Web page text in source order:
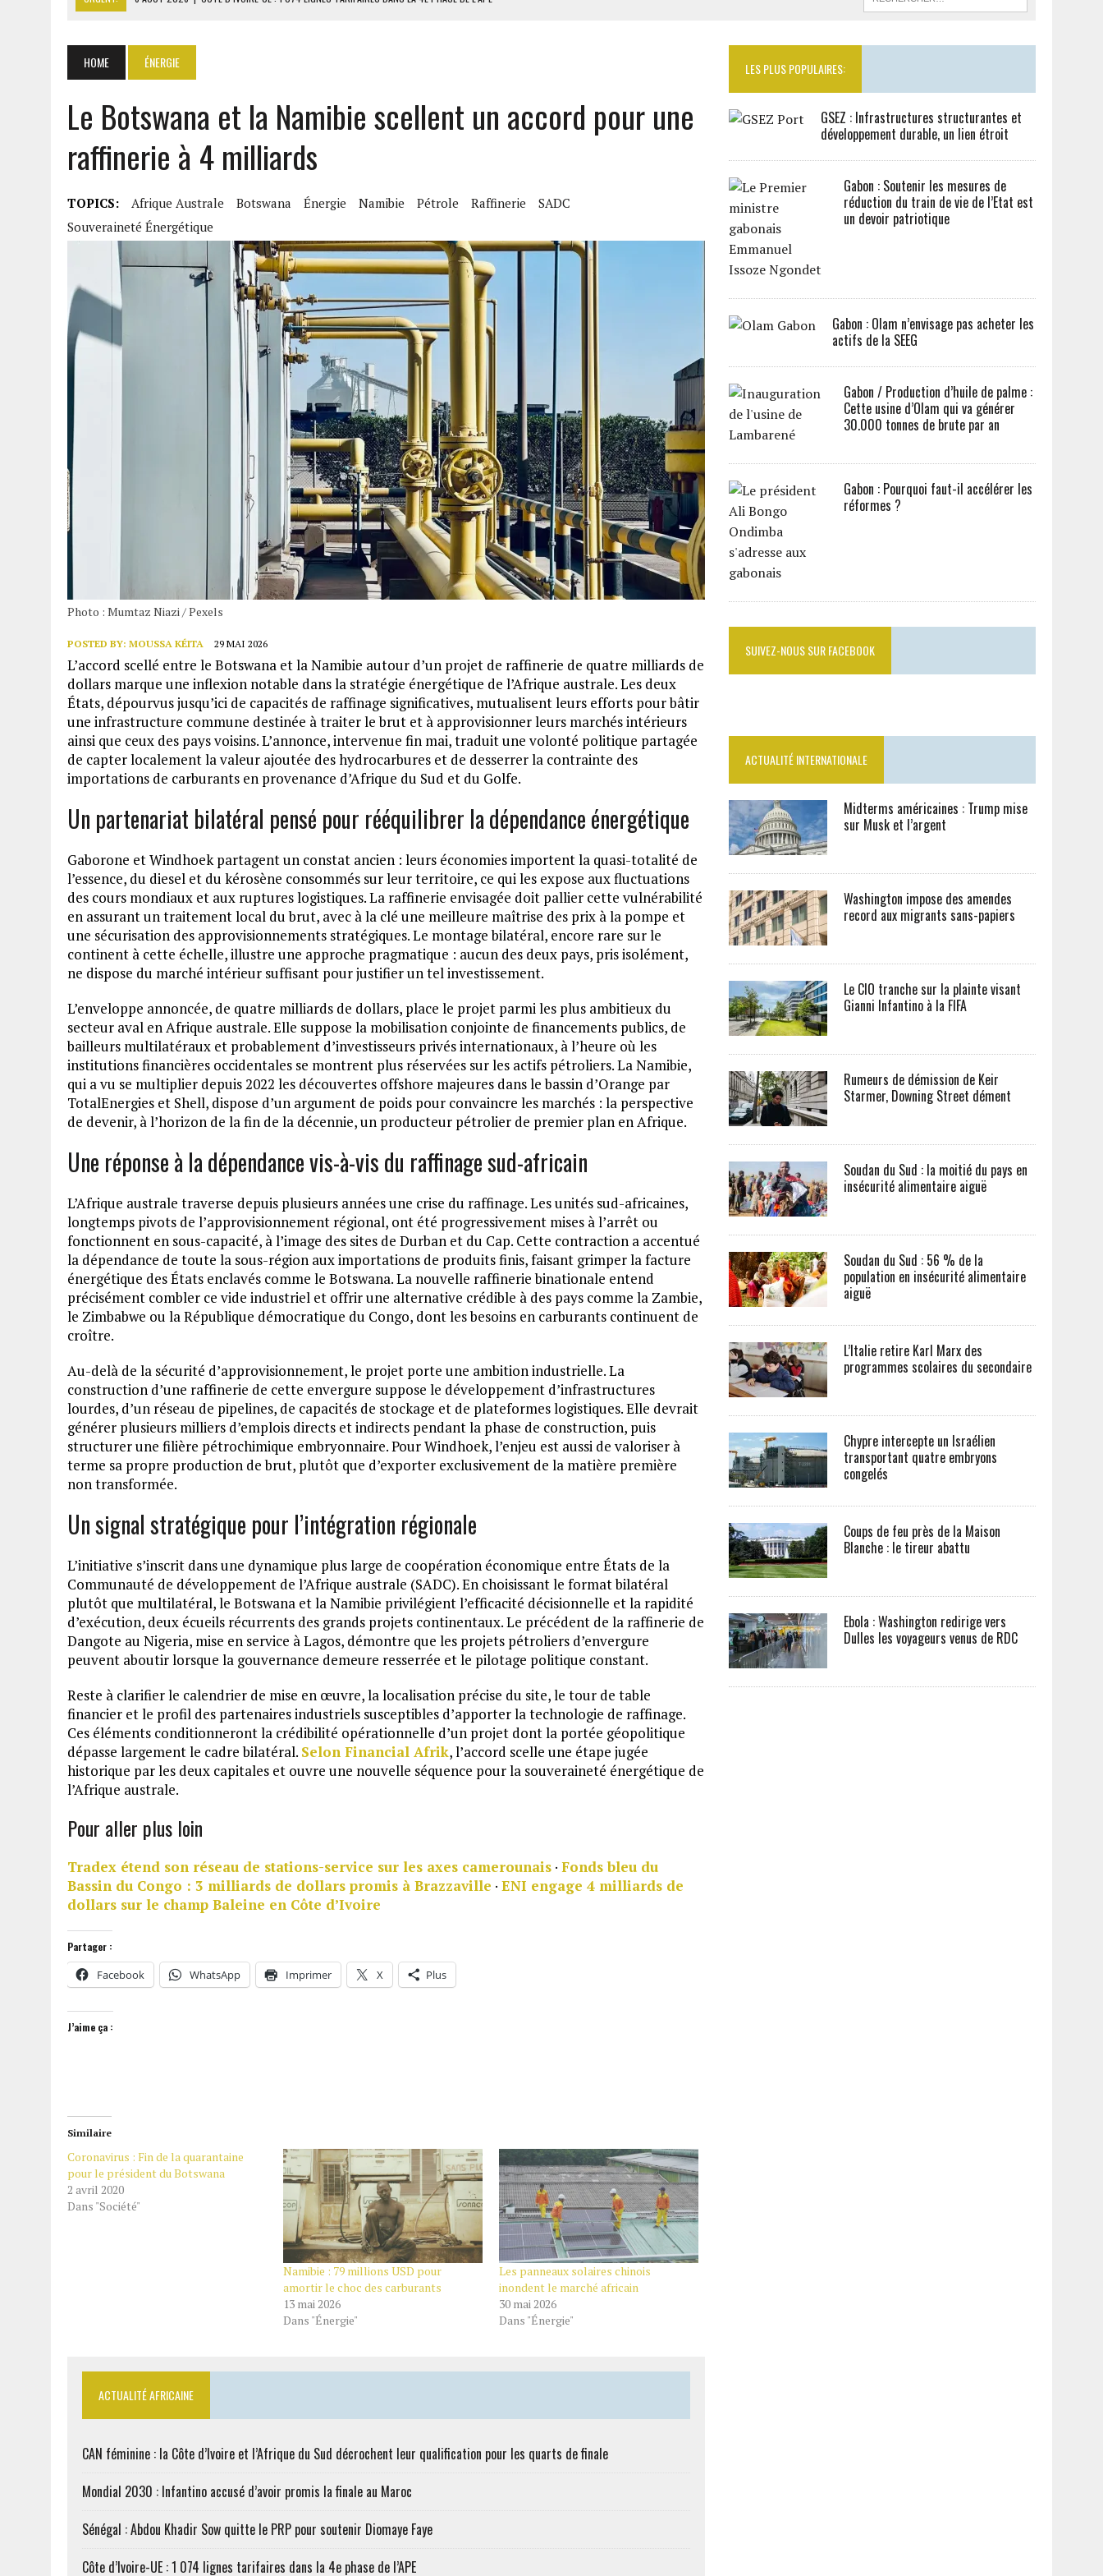
6 AOÛT 2026 | MONDIAL 2030 : INFANTINO ACCUSÉ D’AVOIR PROMIS LA FINALE AU MAROC
6 AOÛT 2026
SÉNÉGAL : ABDOU KHADIR SOW QUITTE LE PRP POUR SOUTENIR DIOMAYE FAYE
HOME ÉNERGIE
Le Botswana et la Namibie scellent un accord pour une
raffinerie à 4 milliards
TOPICS: Afrique Australe Botswana Énergie Namibie Pétrole Raffinerie
SADC
Souveraineté Énergétique
Photo : Mumtaz Niazi / Pexels
POSTED BY: MOUSSA KÉITA 29 MAI 2026
L’accord scellé entre le Botswana et la Namibie autour d’un projet de raffinerie de quatre milliards de
dollars marque une inflexion notable dans la stratégie énergétique de l’Afrique australe. Les deux
États, dépourvus jusqu’ici de capacités de raffinage significatives, mutualisent leurs efforts pour bâtir
une infrastructure commune destinée à traiter le brut et à approvisionner leurs marchés intérieurs
ainsi que ceux des pays voisins. L’annonce, intervenue fin mai, traduit une volonté politique partagée
de capter localement la valeur ajoutée des hydrocarbures et de desserrer la contrainte des
importations de carburants en provenance d’Afrique du Sud et du Golfe.
Un partenariat bilatéral pensé pour rééquilibrer la dépendance énergétique
Gaborone et Windhoek partagent un constat ancien : leurs économies importent la quasi-totalité de
l’essence, du diesel et du kérosène consommés sur leur territoire, ce qui les expose aux fluctuations
des cours mondiaux et aux ruptures logistiques. La raffinerie envisagée doit pallier cette vulnérabilité
en assurant un traitement local du brut, avec à la clé une meilleure maîtrise des prix à la pompe et
une sécurisation des approvisionnements stratégiques. Le montage bilatéral, encore rare sur le
continent à cette échelle, illustre une approche pragmatique : aucun des deux pays, pris isolément,
ne dispose du marché intérieur suffisant pour justifier un tel investissement.
L’enveloppe annoncée, de quatre milliards de dollars, place le projet parmi les plus ambitieux du
secteur aval en Afrique australe. Elle suppose la mobilisation conjointe de financements publics, de
bailleurs multilatéraux et probablement d’investisseurs privés internationaux, à l’heure où les
institutions financières occidentales se montrent plus réservées sur les actifs pétroliers. La Namibie,
qui a vu se multiplier depuis 2022 les découvertes offshore majeures dans le bassin d’Orange par
TotalEnergies et Shell, dispose d’un argument de poids pour convaincre les marchés : la perspective
de devenir, à l’horizon de la fin de la décennie, un producteur pétrolier de premier plan en Afrique.
Une réponse à la dépendance vis-à-vis du raffinage sud-africain
L’Afrique australe traverse depuis plusieurs années une crise du raffinage. Les unités sud-africaines,
longtemps pivots de l’approvisionnement régional, ont été progressivement mises à l’arrêt ou
fonctionnent en sous-capacité, à l’image des sites de Durban et du Cap. Cette contraction a accentué
la dépendance de toute la sous-région aux importations de produits finis, faisant grimper la facture
énergétique des États enclavés comme le Botswana. La nouvelle raffinerie binationale entend
précisément combler ce vide industriel et offrir une alternative crédible à des pays comme la Zambie,
le Zimbabwe ou la République démocratique du Congo, dont les besoins en carburants continuent de
croître.
Au-delà de la sécurité d’approvisionnement, le projet porte une ambition industrielle. La
construction d’une raffinerie de cette envergure suppose le développement d’infrastructures
lourdes, d’un réseau de pipelines, de capacités de stockage et de plateformes logistiques. Elle devrait
générer plusieurs milliers d’emplois directs et indirects pendant la phase de construction, puis
structurer une filière pétrochimique embryonnaire. Pour Windhoek, l’enjeu est aussi de valoriser à
terme sa propre production de brut, plutôt que d’exporter exclusivement de la matière première
non transformée.
Un signal stratégique pour l’intégration régionale
L’initiative s’inscrit dans une dynamique plus large de coopération économique entre États de la
Communauté de développement de l’Afrique australe (SADC). En choisissant le format bilatéral
plutôt que multilatéral, le Botswana et la Namibie privilégient l’efficacité décisionnelle et la rapidité
d’exécution, deux écueils récurrents des grands projets continentaux. Le précédent de la raffinerie de
Dangote au Nigeria, mise en service à Lagos, démontre que les projets pétroliers d’envergure
peuvent aboutir lorsque la gouvernance demeure resserrée et le pilotage politique constant.
Reste à clarifier le calendrier de mise en œuvre, la localisation précise du site, le tour de table
financier et le profil des partenaires industriels susceptibles d’apporter la technologie de raffinage.
Ces éléments conditionneront la crédibilité opérationnelle d’un projet dont la portée géopolitique
dépasse largement le cadre bilatéral. Selon Financial Afrik, l’accord scelle une étape jugée
historique par les deux capitales et ouvre une nouvelle séquence pour la souveraineté énergétique de
l’Afrique australe.
Pour aller plus loin
Tradex étend son réseau de stations-service sur les axes camerounais · Fonds bleu du
Bassin du Congo : 3 milliards de dollars promis à Brazzaville · ENI engage 4 milliards de
dollars sur le champ Baleine en Côte d’Ivoire
Partager :
Facebook WhatsApp Imprimer X Plus
J’aime ça :
Similaire
Coronavirus : Fin de la quarantaine
pour le président du Botswana
2 avril 2020
Dans "Société"
Namibie : 79 millions USD pour
amortir le choc des carburants
13 mai 2026
Dans "Énergie"
Les panneaux solaires chinois
inondent le marché africain
30 mai 2026
Dans "Énergie"
ACTUALITÉ AFRICAINE
CAN féminine : la Côte d’Ivoire et l’Afrique du Sud décrochent leur qualification pour les quarts de finale
Mondial 2030 : Infantino accusé d’avoir promis la finale au Maroc
Sénégal : Abdou Khadir Sow quitte le PRP pour soutenir Diomaye Faye
Côte d’Ivoire-UE : 1 074 lignes tarifaires dans la 4e phase de l’APE
LES PLUS POPULAIRES:
GSEZ : Infrastructures structurantes et
développement durable, un lien étroit
Gabon : Soutenir les mesures de
réduction du train de vie de l’Etat est
un devoir patriotique
Gabon : Olam n’envisage pas acheter les
actifs de la SEEG
Gabon / Production d’huile de palme :
Cette usine d’Olam qui va générer
30.000 tonnes de brute par an
Gabon : Pourquoi faut-il accélérer les
réformes ?
SUIVEZ-NOUS SUR FACEBOOK
ACTUALITÉ INTERNATIONALE
Midterms américaines : Trump mise
sur Musk et l’argent
Washington impose des amendes
record aux migrants sans-papiers
Le CIO tranche sur la plainte visant
Gianni Infantino à la FIFA
Rumeurs de démission de Keir
Starmer, Downing Street dément
Soudan du Sud : la moitié du pays en
insécurité alimentaire aiguë
Soudan du Sud : 56 % de la
population en insécurité alimentaire
aiguë
L’Italie retire Karl Marx des
programmes scolaires du secondaire
Chypre intercepte un Israélien
transportant quatre embryons
congelés
Coups de feu près de la Maison
Blanche : le tireur abattu
Ebola : Washington redirige vers
Dulles les voyageurs venus de RDC